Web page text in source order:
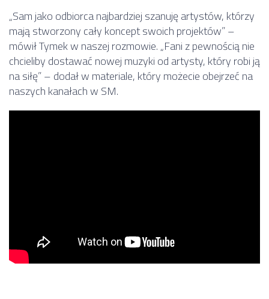
„Sam jako odbiorca najbardziej szanuję artystów, którzy
mają stworzony cały koncept swoich projektów” –
mówił Tymek w naszej rozmowie. „Fani z pewnością nie
chcieliby dostawać nowej muzyki od artysty, który robi ją
na siłę” – dodał w materiale, który możecie obejrzeć na
naszych kanałach w SM.